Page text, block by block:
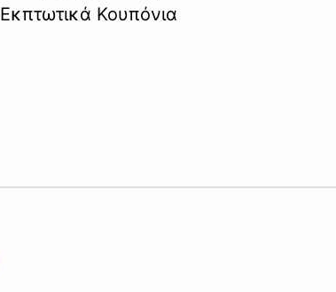
Εκπτωτικά Κουπόνια